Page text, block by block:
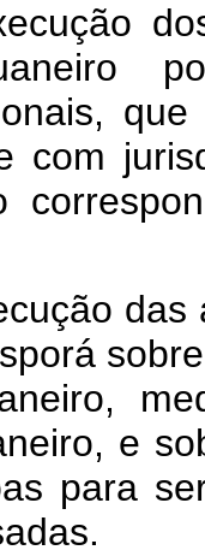
com
e
para